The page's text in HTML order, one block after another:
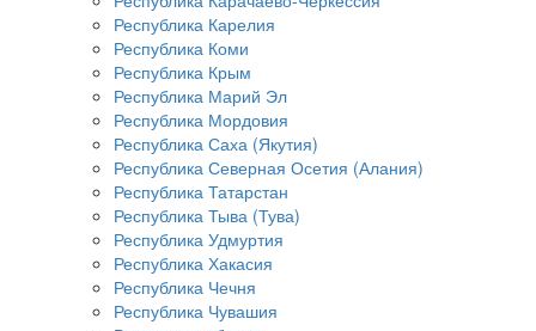
Республика Карелия
Республика Коми
Республика Крым
Республика Марий Эл
Республика Мордовия
Республика Саха (Якутия)
Республика Северная Осетия (Алания)
Республика Татарстан
Республика Тыва (Тува)
Республика Удмуртия
Республика Хакасия
Республика Чечня
Республика Чувашия